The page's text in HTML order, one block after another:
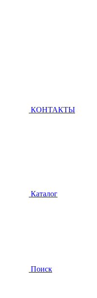
КОНТАКТЫ
Каталог
Поиск